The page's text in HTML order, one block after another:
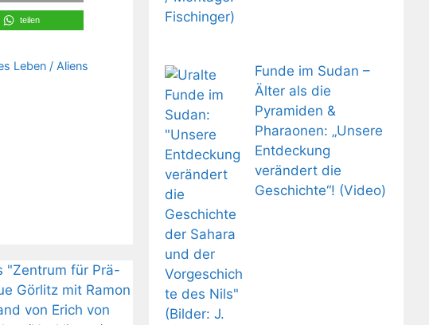
teilen
Leben / Aliens
Funde im Sudan –
Älter als die
Pyramiden &
Pharaonen: „Unsere
Entdeckung
verändert die
Geschichte“! (Video)